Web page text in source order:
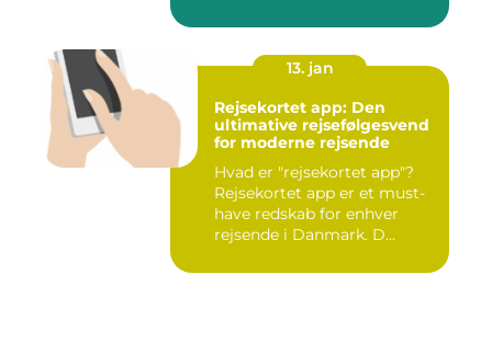
13. jan
Rejsekortet app: Den
ultimative rejsefølgesvend
for moderne rejsende
Hvad er "rejsekortet app"?
Rejsekortet app er et must-
have redskab for enhver
rejsende i Danmark. D...